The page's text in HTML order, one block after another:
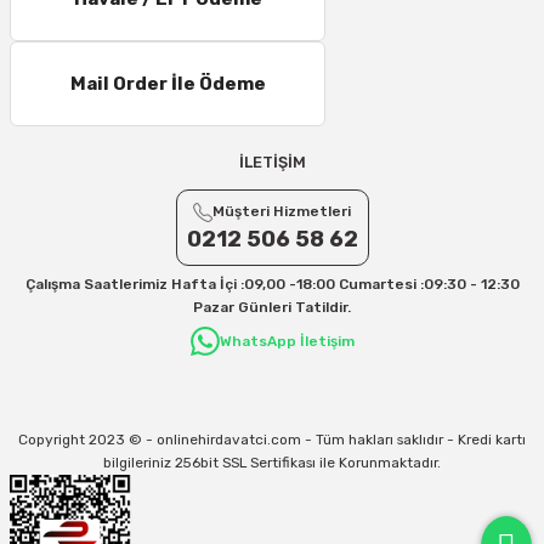
11 – 15 Desi/Kg= 245,50 TL- 347,40 TL
16 – 20 Desi/Kg= 307,50 TL- 371,80 TL
21 – 25 Desi/Kg= 357,90 TL-- 397,40 TL
Yurtiçi Kargo için 30 Desi sonrası her +1 Desi: 13 TL
Aras Kargo için 30 Desi sonrası her +1 Desi: 17 TL
Kargo ve teslimat süreçleriyle ilgili tüm sorularınız için bizimle iletişime
31/12/2026 Tarihine Kadar Geçerlidir
Mail Order İle Ödeme
İLETİŞİM
Müşteri Hizmetleri
0212 506 58 62
Çalışma Saatlerimiz Hafta İçi :09,00 -18:00 Cumartesi :09:30 - 12:30
Pazar Günleri Tatildir.
WhatsApp İletişim
Copyright 2023 © - onlinehirdavatci.com - Tüm hakları saklıdır - Kredi kartı
bilgileriniz 256bit SSL Sertifikası ile Korunmaktadır.